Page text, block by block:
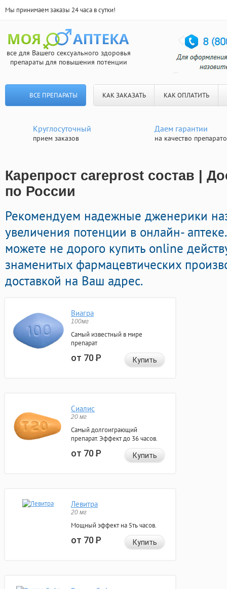
Мы принимаем заказы 24 часа в сутки!
все для Вашего сексуального здоровья
препараты для повышения потенции
ВСЕ ПРЕПАРАТЫ КАК ЗАКАЗАТЬ КАК ОПЛАТИТЬ
Круглосуточный
прием заказов
Даем гарантии
на качество
Карепрост careprost состав |
по России
Рекомендуем надежные дженерики
увеличения потенции в онлайн-
можете не дорого купить online
знаменитых фармацевтических
доставкой на Ваш адрес.
Виагра
100мг
Самый известный в мире
препарат
от 70Р Купить
Сиалис
20 мг
Самый долгоиграющий
препарат. Эффект до 36 часов.
от 70Р Купить
Левитра
20 мг
Мощный эффект на 5ть часов.
от 70Р Купить